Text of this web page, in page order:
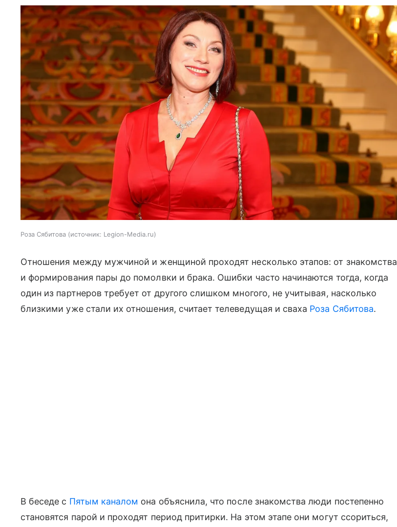
Роза Сябитова источник: Legion-Media.ru
Отношения между мужчиной и женщиной проходят несколько этапов: от знакомства
и формирования пары до помолвки и брака. Ошибки часто начинаются тогда, когда
один из партнеров требует от другого слишком многого, не учитывая, насколько
близкими уже стали их отношения, считает телеведущая и сваха Роза Сябитова.
В беседе с Пятым каналом она объяснила, что после знакомства люди постепенно
становятся парой и проходят период притирки. На этом этапе они могут ссориться,